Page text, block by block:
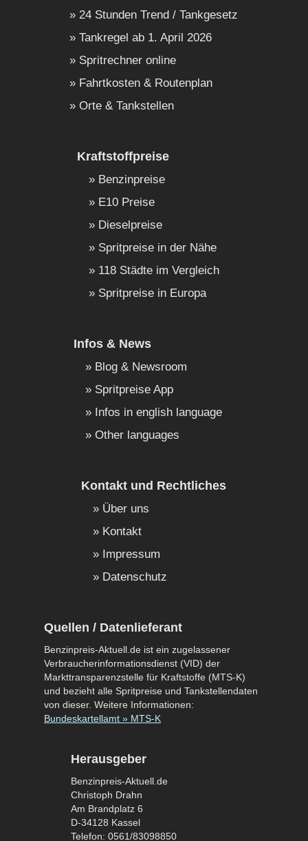
24 Stunden Trend / Tankgesetz
Tankregel ab 1. April 2026
Spritrechner online
Fahrtkosten & Routenplan
Orte & Tankstellen
Kraftstoffpreise
Benzinpreise
E10 Preise
Dieselpreise
Spritpreise in der Nähe
118 Städte im Vergleich
Spritpreise in Europa
Infos & News
Blog & Newsroom
Spritpreise App
Infos in english language
Other languages
Kontakt und Rechtliches
Über uns
Kontakt
Impressum
Datenschutz
Quellen / Datenlieferant
Benzinpreis-Aktuell.de ist ein zugelassener
Verbraucherinformationsdienst (VID) der
Markttransparenzstelle für Kraftstoffe (MTS-K)
und bezieht alle Spritpreise und Tankstellendaten
von dieser. Weitere Informationen:
Bundeskartellamt » MTS-K
Herausgeber
Benzinpreis-Aktuell.de
Christoph Drahn
Am Brandplatz 6
D-34128 Kassel
Telefon: 0561/83098850